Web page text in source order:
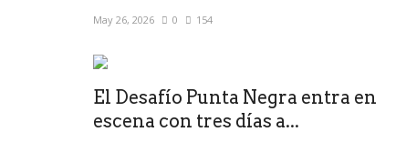
May 26, 2026 0 154
El Desafío Punta Negra entra en
escena con tres días a...